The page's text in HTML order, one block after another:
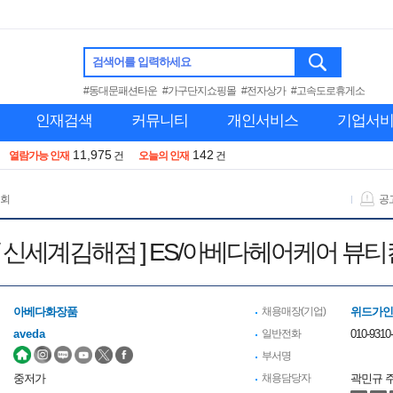
검색어를 입력하세요
#동대문패션타운 #가구단지쇼핑몰 #전자상가 #고속도로휴게소
인재검색 커뮤니티 개인서비스 기업서
열람가능 인재 11,975 건 오늘의 인재 142 건
공
신세계김해점 ] ES/아베다헤어케어 뷰
아베다화장품
aveda
중저가
채용매장(기업) 위드가
일반전화 010-
부서명
채용담당자
곽민규